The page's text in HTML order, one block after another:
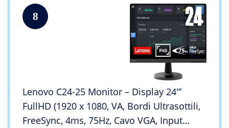
8
Lenovo C24-25 Monitor – Display 24′”
FullHD (1920 x 1080, VA, Bordi Ultrasottili,
FreeSync, 4ms, 75Hz, Cavo VGA, Input